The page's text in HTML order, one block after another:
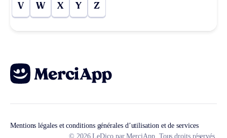
V W X Y Z
Mentions légales et conditions générales d’utilisation et de services
© 2026 LeDico par MerciApp. Tous droits réservés.